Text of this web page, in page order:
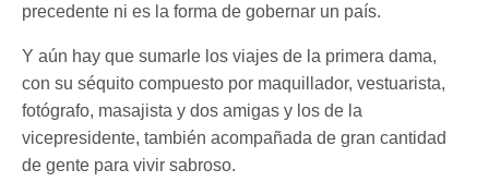
precedente ni es la forma de gobernar un país.
Y aún hay que sumarle los viajes de la primera dama,
con su séquito compuesto por maquillador, vestuarista,
fotógrafo, masajista y dos amigas y los de la
vicepresidente, también acompañada de gran cantidad
de gente para vivir sabroso.